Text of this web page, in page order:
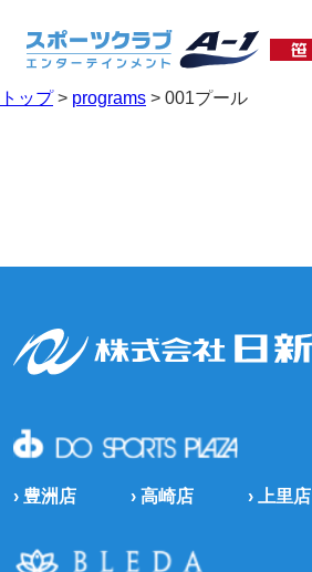
トップ> programs > 001プール
› 豊洲店 › 高崎店 › 上里店